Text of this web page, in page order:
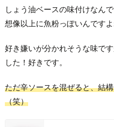
しょう油ベースの味付けなん
想像以上に魚粉っぽいんです
好き嫌いが分かれそうな味で
した！好きです。
ただ辛ソースを混ぜると、結
（笑）